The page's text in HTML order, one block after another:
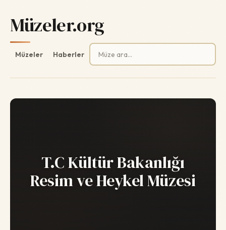
Müzeler.org
Müzeler Haberler
Arama:
T.C Kültür Bakanlığı
Resim ve Heykel Müzesi